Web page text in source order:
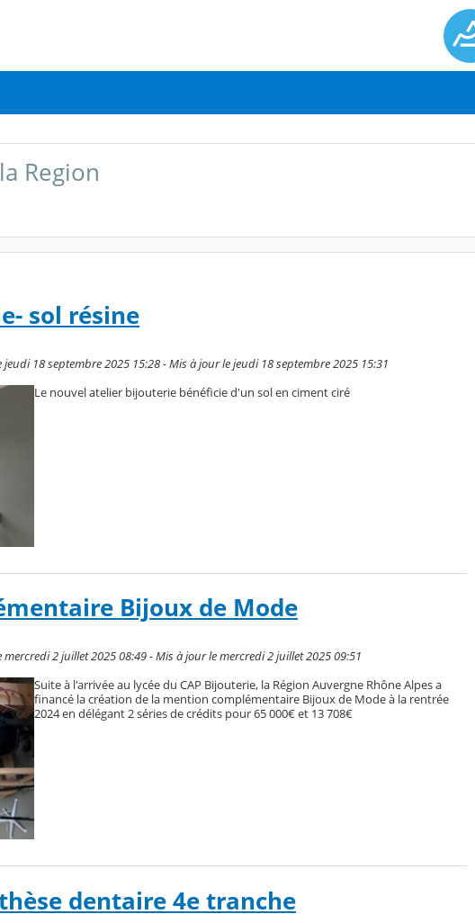
Region
sol résine
18 septembre 2025 15:28 - Mis à jour le jeudi 18 septembre 2025 15:31
Le nouvel atelier bijouterie bénéficie d'un sol en ciment ciré
Bijoux de Mode
2 juillet 2025 08:49 - Mis à jour le mercredi 2 juillet 2025 09:51
Suite à l'arrivée au lycée du CAP Bijouterie, la Région Auvergne Rhône Alpes a
financé la création de la mention complémentaire Bijoux de Mode à la rentrée
2024 en délégant 2 séries de crédits pour 65 000€ et 13 708€
dentaire 4e tranche